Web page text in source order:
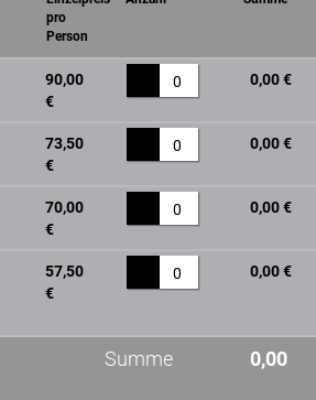
pro
Person
90,00
€
0 0,00 €
73,50
€
0 0,00 €
70,00
€
0 0,00 €
57,50
€
0 0,00 €
Summe 0,00